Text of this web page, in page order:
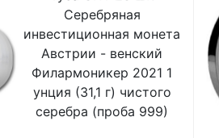
Серебряная
инвестиционная монета
Австрии - венский
Филармоникер 2021 1
унция (31,1 г) чистого
серебра (проба 999)